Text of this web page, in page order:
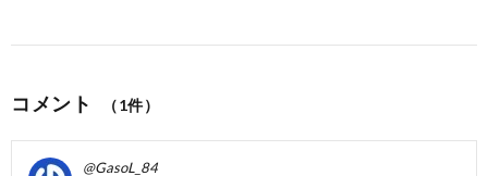
コメント （1件）
@GasoL_84